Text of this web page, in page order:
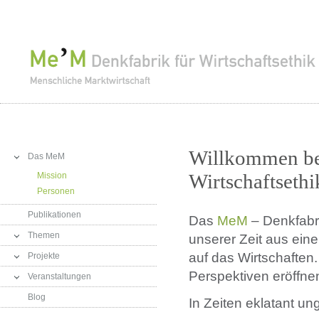
Willkommen
Das MeM –
unserer Zeit aus
auf das
Perspektiven
In Zeiten eklatant
Das MeM
Mission
Personen
Publikationen
Themen
Projekte
Veranstaltungen
Blog